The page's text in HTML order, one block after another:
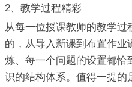
2、教学过程精彩
从每一位授课教师的教学过
的，从导入新课到布置作
炼、每一个问题的设置都恰
识的结构体系。值得一提的